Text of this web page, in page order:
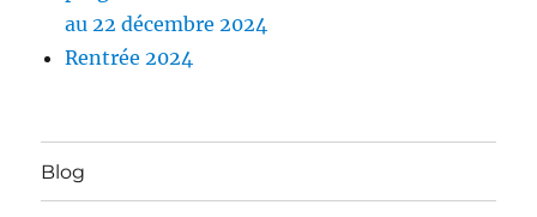
au 22 décembre 2024
Rentrée 2024
Blog